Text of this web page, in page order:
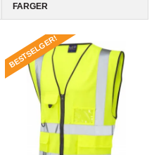
FARGER
BESTSELGER!